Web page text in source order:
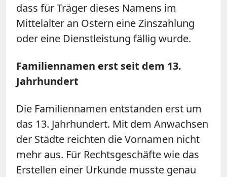
dass für Träger dieses Namens im
Mittelalter an Ostern eine Zinszahlung
oder eine Dienstleistung fällig wurde.
Familiennamen erst seit dem 13.
Jahrhundert
Die Familiennamen entstanden erst um
das 13. Jahrhundert. Mit dem Anwachsen
der Städte reichten die Vornamen nicht
mehr aus. Für Rechtsgeschäfte wie das
Erstellen einer Urkunde musste genau